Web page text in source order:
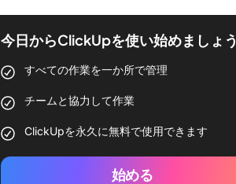
今日からClickUpを使い始めましょう
すべての作業を一か所で管理
チームと協力して作業
ClickUpを永久に無料で使用できます
始める